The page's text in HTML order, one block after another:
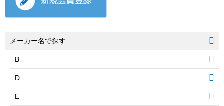
メーカー名で探す
B
D
E